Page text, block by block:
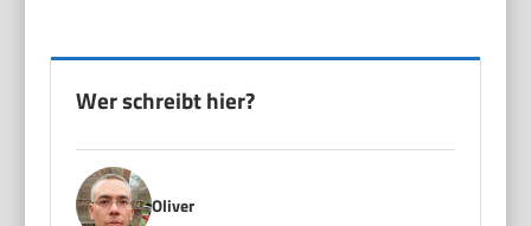
Wer schreibt hier?
Oliver